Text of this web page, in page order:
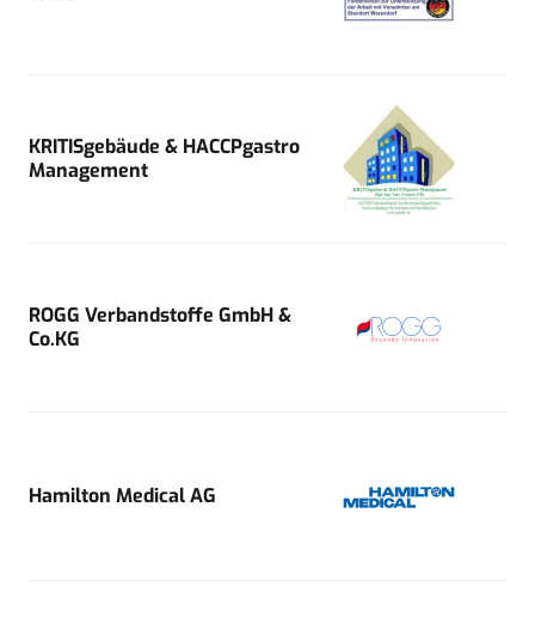
KRITISgebäude & HACCPgastro
Management
ROGG Verbandstoffe GmbH &
Co.KG
Hamilton Medical AG